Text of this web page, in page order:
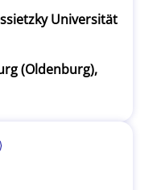
Universität
(Oldenburg),